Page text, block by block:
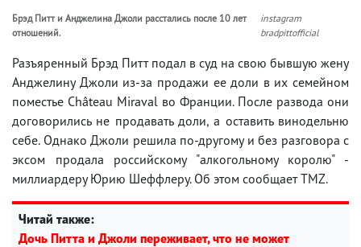
Брэд Питт и Анджелина Джоли расстались после 10 лет
отношений.
instagram
bradpittofficial
Разъяренный Брэд Питт подал в суд на свою бывшую жену
Анджелину Джоли из-за продажи ее доли в их семейном
поместье Château Miraval во Франции. После развода они
договорились не продавать доли, а оставить винодельню
себе. Однако Джоли решила по-другому и без разговора с
эксом продала российскому "алкогольному королю" -
миллиардеру Юрию Шеффлеру. Об этом сообщает TMZ.
Читай также:
Дочь Питта и Джоли переживает, что не может